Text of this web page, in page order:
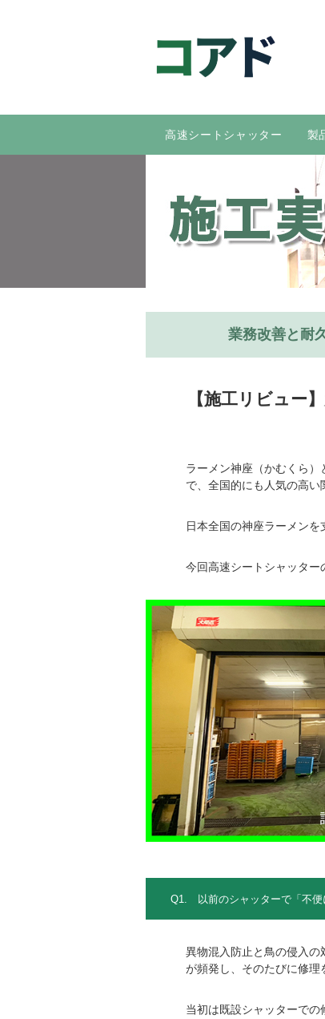
高速シートシャッター 製
業務改善と耐
【施工リビュー
ラーメン神座（かむくら
で、全国的にも人気の高い
日本全国の神座ラーメン
今回高速シートシャッター
Q1. 以前のシャッターで「不便
異物混入防止と鳥の侵入
が頻発し、そのたびに修理
当初は既設シャッターで